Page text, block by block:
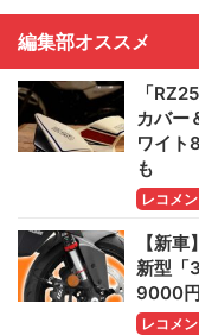
編集部オススメ
「
カバー
ワイト
も
レコメ
【新
新型「
9000
レコメ